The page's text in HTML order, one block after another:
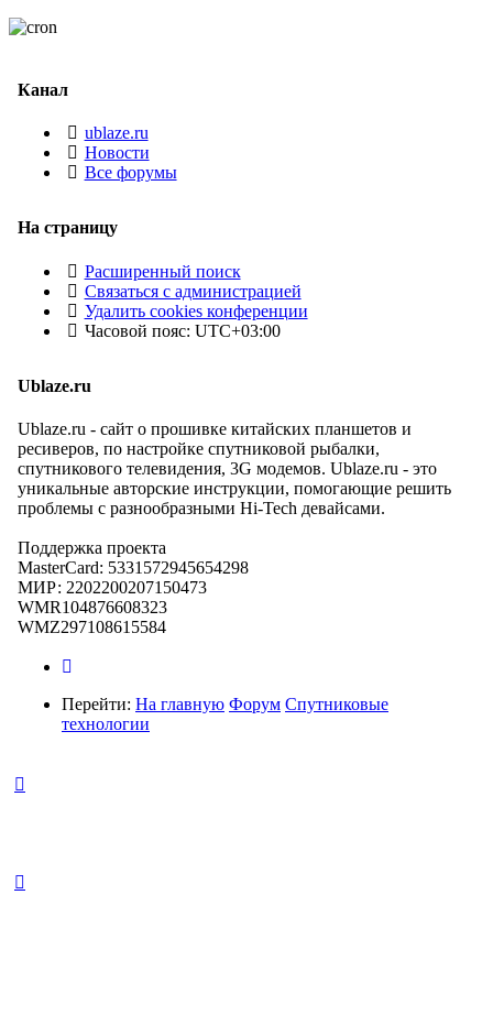
Канал
ublaze.ru
Новости
Все форумы
На страницу
Расширенный поиск
Связаться с администрацией
Удалить cookies конференции
Часовой пояс: UTC+03:00
Ublaze.ru
Ublaze.ru - сайт о прошивке китайских планшетов и
ресиверов, по настройке спутниковой рыбалки,
спутникового телевидения, 3G модемов. Ublaze.ru - это
уникальные авторские инструкции, помогающие решить
проблемы с разнообразными Hi-Tech девайсами.
Поддержка проекта
MasterCard: 5331572945654298
МИР: 2202200207150473
WMR104876608323
WMZ297108615584
Перейти: На главную Форум Спутниковые
технологии